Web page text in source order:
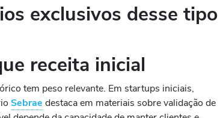
exclusivos desse tipo
receita inicial
tem peso relevante. Em startups iniciais,
Sebrae destaca em materiais sobre validação de